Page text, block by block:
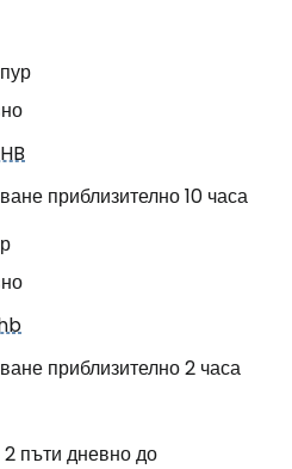
приблизително 10 часа
приблизително 2 часа
пъти дневно до